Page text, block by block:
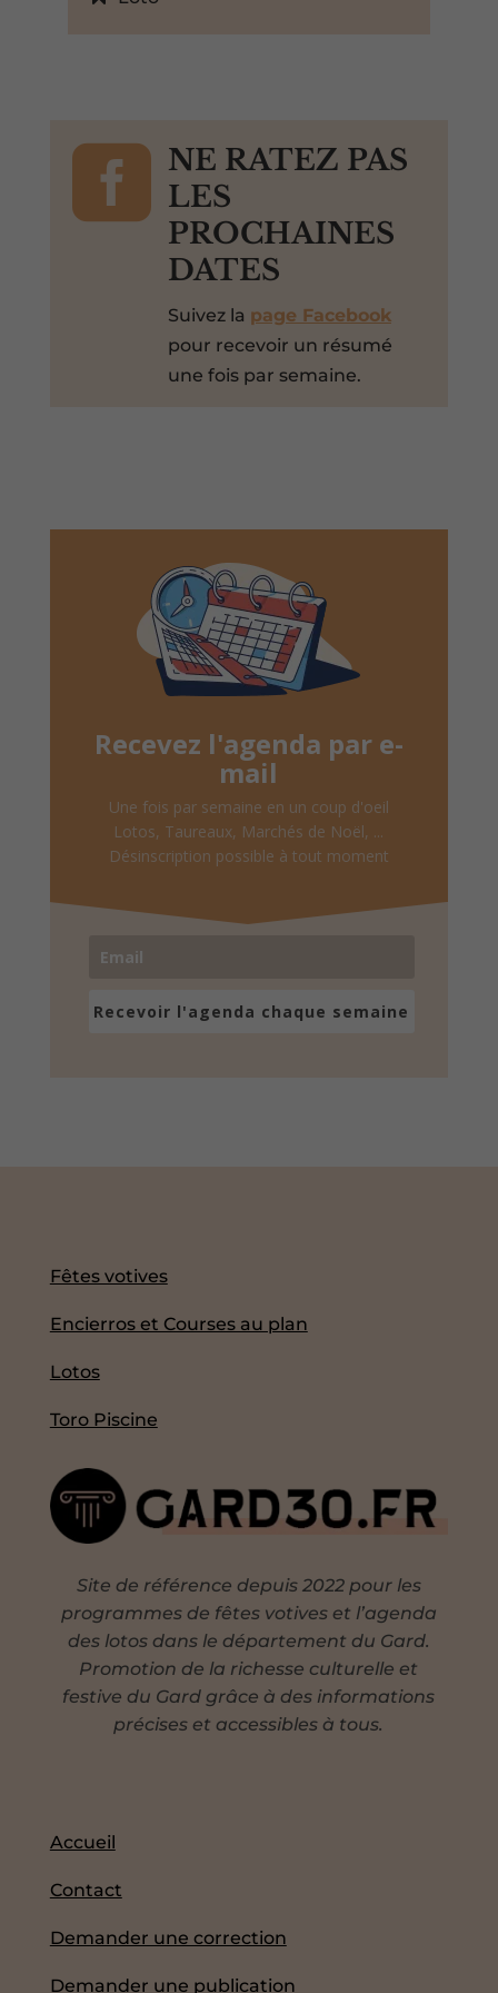

NE RATEZ PAS
LES
PROCHAINES
DATES
Suivez la page Facebook
pour recevoir un résumé
une fois par semaine.
Recevez l'agenda par e-
mail
Une fois par semaine en un coup d'oeil
Lotos, Taureaux, Marchés de Noël, ...
Désinscription possible à tout moment
Recevoir l'agenda chaque semaine
Fêtes votives
Encierros et Courses au plan
Lotos
Toro Piscine
Site de référence depuis 2022 pour les
programmes de fêtes votives et l’agenda
des lotos dans le département du Gard.
Promotion de la richesse culturelle et
festive du Gard grâce à des informations
précises et accessibles à tous.
Accueil
Contact
Demander une correction
Demander une publication